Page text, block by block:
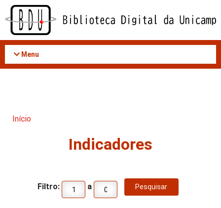
Acessar
conteúdo
Menu
Início
Indicadores
Filtro: a